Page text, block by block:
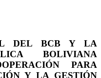
DEL BCB Y LA
BOLIVIANA
PARA
Y LA GESTIÓN